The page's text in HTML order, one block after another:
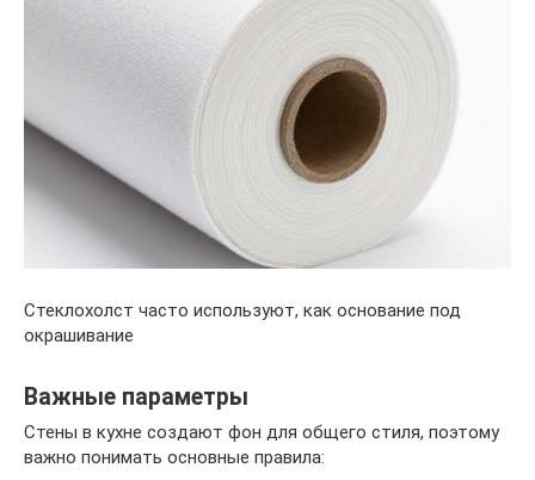
Стеклохолст часто используют, как основание под
окрашивание
Важные параметры
Стены в кухне создают фон для общего стиля, поэтому
важно понимать основные правила: